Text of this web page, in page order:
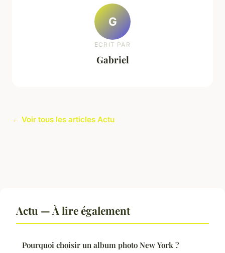
G
ECRIT PAR
Gabriel
← Voir tous les articles Actu
Actu — À lire également
Pourquoi choisir un album photo New York ?